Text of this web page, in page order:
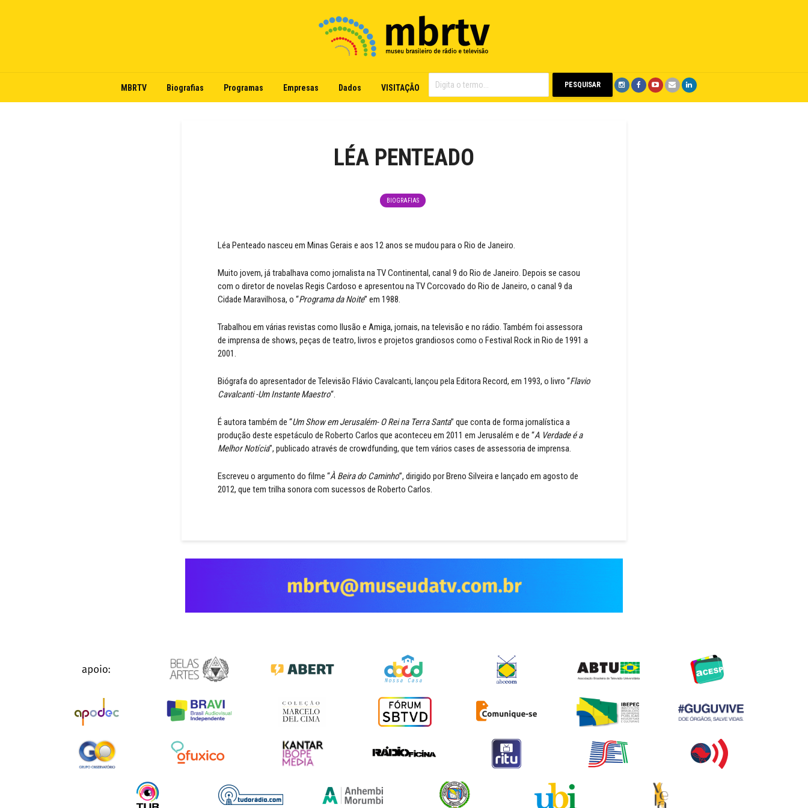
MBRTV Biografias Programas Empresas Dados VISITAÇÃO PESQUISAR
LÉA PENTEADO
BIOGRAFIAS
Léa Penteado nasceu em Minas Gerais e aos 12 anos se mudou para o Rio de Janeiro.
Muito jovem, já trabalhava como jornalista na TV Continental, canal 9 do Rio de Janeiro. Depois se casou
com o diretor de novelas Regis Cardoso e apresentou na TV Corcovado do Rio de Janeiro, o canal 9 da
Cidade Maravilhosa, o “Programa da Noite” em 1988.
Trabalhou em várias revistas como Ilusão e Amiga, jornais, na televisão e no rádio. Também foi assessora
de imprensa de shows, peças de teatro, livros e projetos grandiosos como o Festival Rock in Rio de 1991 a
2001.
Biógrafa do apresentador de Televisão Flávio Cavalcanti, lançou pela Editora Record, em 1993, o livro “Flavio
Cavalcanti -Um Instante Maestro“.
É autora também de “Um Show em Jerusalém- O Rei na Terra Santa” que conta de forma jornalística a
produção deste espetáculo de Roberto Carlos que aconteceu em 2011 em Jerusalém e de “A Verdade é a
Melhor Notícia”, publicado através de crowdfunding, que tem vários cases de assessoria de imprensa.
Escreveu o argumento do filme “À Beira do Caminho”, dirigido por Breno Silveira e lançado em agosto de
2012, que tem trilha sonora com sucessos de Roberto Carlos.